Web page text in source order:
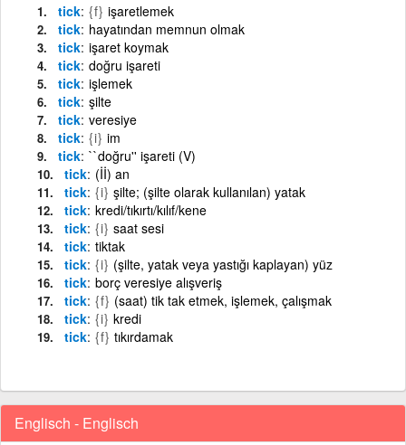
tick {f} işaretlemek
tick hayatından memnun olmak
tick işaret koymak
tick doğru işareti
tick işlemek
tick şilte
tick veresiye
tick {i} im
tick ``doğru'' işareti (V)
tick (İİ) an
tick {i} şilte; (şilte olarak kullanılan) yatak
tick kredi/tıkırtı/kılıf/kene
tick {i} saat sesi
tick tiktak
tick {i} (şilte, yatak veya yastığı kaplayan) yüz
tick borç veresiye alışveriş
tick {f} (saat) tik tak etmek, işlemek, çalışmak
tick {i} kredi
tick {f} tıkırdamak
Englisch - Englisch